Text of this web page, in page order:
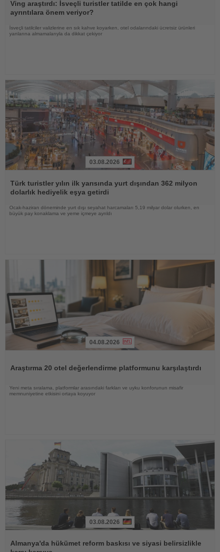
Oku
Ving araştırdı: İsveçli turistler tatilde en çok hangi
ayrıntılara önem veriyor?
İsveçli tatilciler valizlerine en sık kahve koyarken, otel odalarındaki ücretsiz ürünleri
yanlarına almamalarıyla da dikkat çekiyor
Oku
03.08.2026
Türk turistler yılın ilk yarısında yurt dışından 362 milyon
dolarlık hediyelik eşya getirdi
Ocak-haziran döneminde yurt dışı seyahat harcamaları 5,19 milyar dolar olurken, en
büyük pay konaklama ve yeme içmeye ayrıldı
04.08.2026
Araştırma 20 otel değerlendirme platformunu karşılaştırdı
Yeni meta sıralama, platformlar arasındaki farkları ve uyku konforunun misafir
memnuniyetine etkisini ortaya koyuyor
Oku
03.08.2026
Almanya'da hükümet reform baskısı ve siyasi belirsizlikle